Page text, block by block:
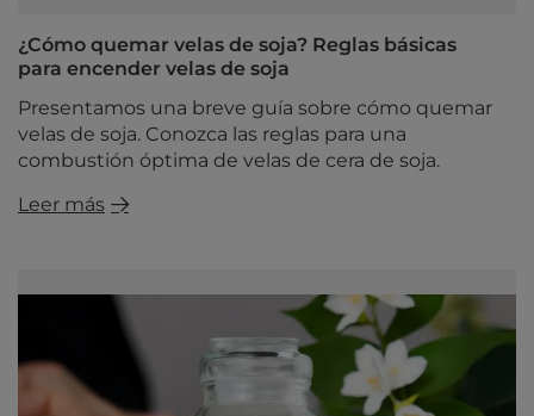
¿Cómo quemar velas de soja? Reglas básicas
para encender velas de soja
Presentamos una breve guía sobre cómo quemar
velas de soja. Conozca las reglas para una
combustión óptima de velas de cera de soja.
Leer más